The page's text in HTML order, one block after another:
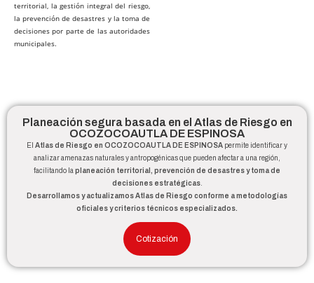
territorial, la gestión integral del riesgo,
la prevención de desastres y la toma de
decisiones por parte de las autoridades
municipales.
Planeación segura basada en el Atlas de Riesgo en
OCOZOCOAUTLA DE ESPINOSA
El Atlas de Riesgo en OCOZOCOAUTLA DE ESPINOSA permite identificar y
analizar amenazas naturales y antropogénicas que pueden afectar a una región,
facilitando la planeación territorial, prevención de desastres y toma de
decisiones estratégicas.
Desarrollamos y actualizamos Atlas de Riesgo conforme a metodologías
oficiales y criterios técnicos especializados.
Cotización